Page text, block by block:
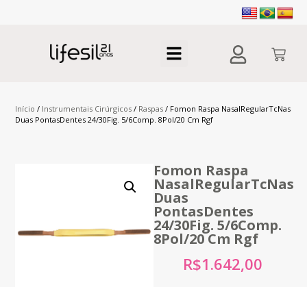
Início / Instrumentais Cirúrgicos / Raspas / Fomon Raspa NasalRegularTcNas
Duas PontasDentes 24/30Fig. 5/6Comp. 8Pol/20 Cm Rgf
Fomon Raspa
NasalRegularTcNas
Duas
PontasDentes
24/30Fig. 5/6Comp.
8Pol/20 Cm Rgf
R$1.642,00